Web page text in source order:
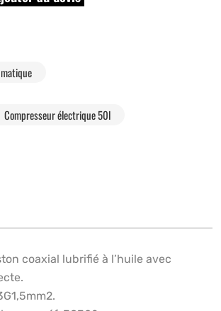
Compresseur électrique 50l
coaxial lubrifié à l’huile avec